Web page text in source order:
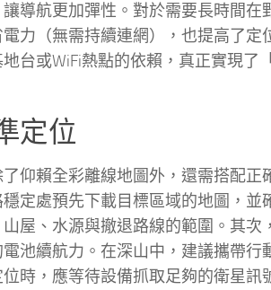
導航更加彈性。對於需要長時間在
力（無需持續連網），也提高了定
台或WiFi熱點的依賴，真正實現了
定位
仰賴全彩離線地圖外，還需搭配正
定處預先下載目標區域的地圖，並
屋、水源與撤退路線的範圍。其次
池續航力。在深山中，建議攜帶行
時，應等待設備抓取足夠的衛星訊